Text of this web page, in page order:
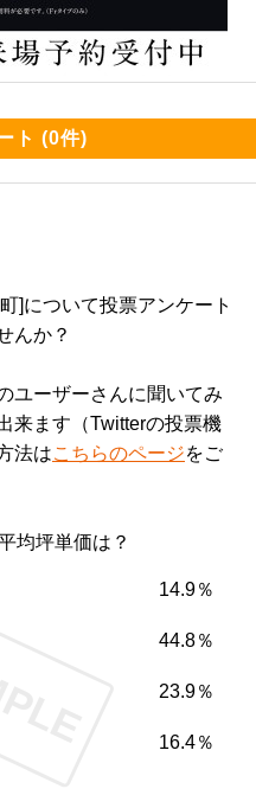
ト (0件)
]について投票アンケート
んか？
ユーザーさんに聞いてみ
来ます（Twitterの投票機
法はこちらのページをご
均坪単価は？
14.9％
44.8％
23.9％
16.4％